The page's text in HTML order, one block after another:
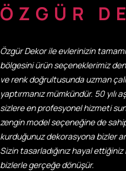
ÖZGÜR
Özgür Dekor ile evlerinizin
bölgesini ürün seçeneklerimiz
ve renk doğrultusunda uzman
yaptırmanız mümkündür. 50 yılı
sizlere en profesyonel hizmeti
zengin model seçeneğine de
kurduğunuz dekorasyona bizler
Sizin tasarladığınız hayal
bizlerle gerçeğe dönüşür.